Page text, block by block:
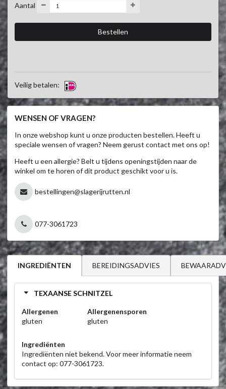
Aantal
Veilig betalen:
WENSEN OF VRAGEN?
In onze webshop kunt u onze producten bestellen. Heeft u
speciale wensen of vragen? Neem gerust contact met ons op!
Heeft u een allergie? Belt u tijdens openingstijden naar de
winkel om te horen of dit product geschikt voor u is.
bestellingen@slagerijrutten.nl
077-3061723
INGREDIËNTEN BEREIDINGSADVIES
TEXAANSE SCHNITZEL
Allergenen
gluten
Allergenensporen
gluten
Ingrediënten
Ingrediënten niet bekend. Voor meer informatie neem
contact op: 077-3061723.